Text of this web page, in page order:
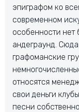
эпиграфом ко
современном
особенности нет
андеграунд.
графоманские
относятся
свои деньги
песни